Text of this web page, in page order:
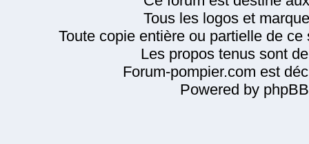
Tous les logos et
Toute copie entière ou partielle de
Les propos tenus sont
Forum-pompier.com est
Powered by